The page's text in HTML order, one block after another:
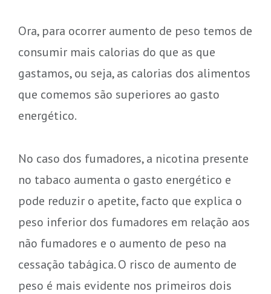
Ora, para ocorrer aumento de peso temos de
consumir mais calorias do que as que
gastamos, ou seja, as calorias dos alimentos
que comemos são superiores ao gasto
energético.
No caso dos fumadores, a nicotina presente
no tabaco aumenta o gasto energético e
pode reduzir o apetite, facto que explica o
peso inferior dos fumadores em relação aos
não fumadores e o aumento de peso na
cessação tabágica. O risco de aumento de
peso é mais evidente nos primeiros dois